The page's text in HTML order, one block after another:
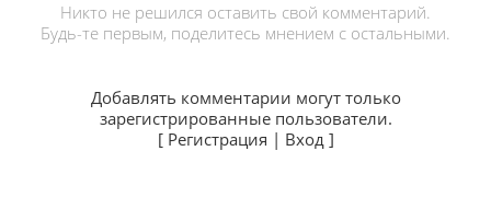
Никто не решился оставить свой комментарий.
Будь-те первым, поделитесь мнением с остальными.
Добавлять комментарии могут только
зарегистрированные пользователи.
[ Регистрация | Вход]